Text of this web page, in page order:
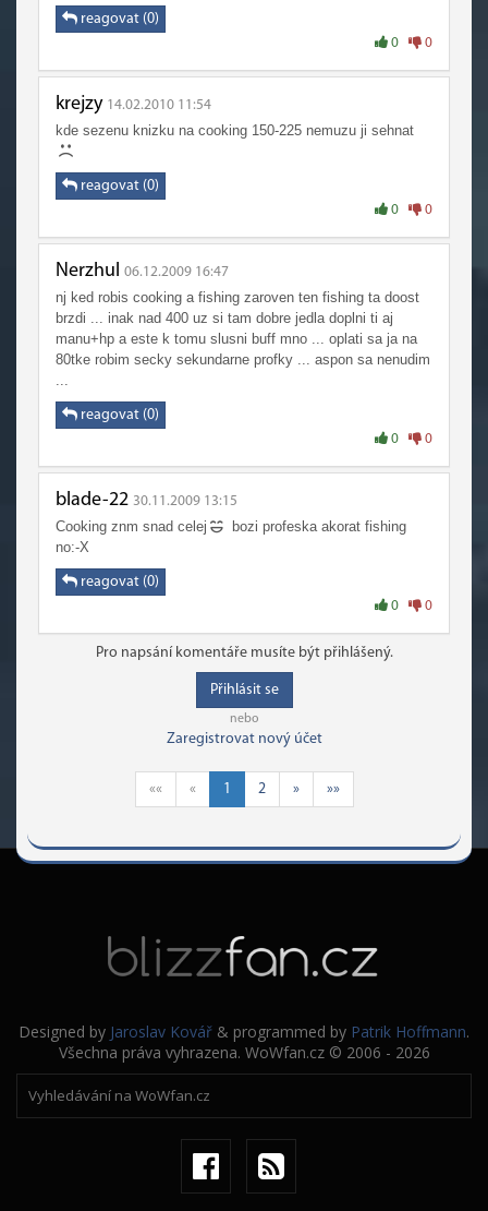
reagovat (0)
0 0
krejzy 14.02.2010 11:54
kde sezenu knizku na cooking 150-225 nemuzu ji sehnat
reagovat (0)
0 0
Nerzhul 06.12.2009 16:47
nj ked robis cooking a fishing zaroven ten fishing ta doost
brzdi ... inak nad 400 uz si tam dobre jedla doplni ti aj
manu+hp a este k tomu slusni buff mno ... oplati sa ja na
80tke robim secky sekundarne profky ... aspon sa nenudim
...
reagovat (0)
0 0
blade-22 30.11.2009 13:15
Cooking znm snad celej
bozi profeska akorat fishing
no:-X
reagovat (0)
0 0
Pro napsání komentáře musíte být přihlášený.
Přihlásit se
nebo
Zaregistrovat nový účet
«« « 1 2 » »»
Designed by Jaroslav Kovář & programmed by Patrik Hoffmann.
Všechna práva vyhrazena. WoWfan.cz © 2006 - 2026